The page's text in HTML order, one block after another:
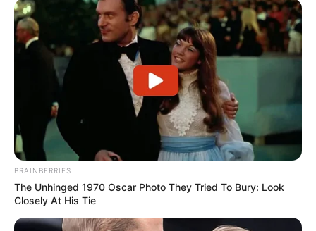
BRAINBERRIES
The Unhinged 1970 Oscar Photo They Tried To Bury: Look
Closely At His Tie